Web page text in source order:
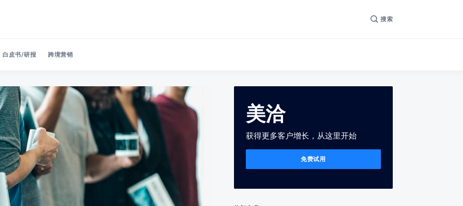
搜索
Search 美洽博客
白皮书/研报 跨境营销
美洽
获得更多客户增长，从这里开始
免费试用